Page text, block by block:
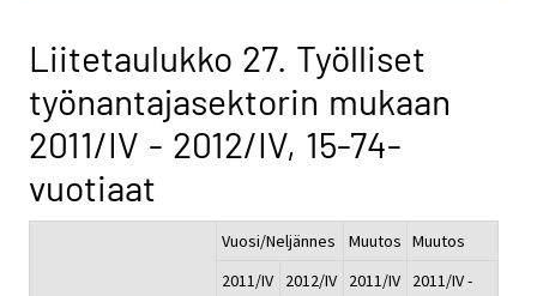
Liitetaulukko 27. Työlliset
työnantajasektorin mukaan
2011/IV - 2012/IV, 15-74-
vuotiaat
Vuosi/Neljännes Muutos Muutos
2011/IV
2012/IV
2011/IV
2011/IV -